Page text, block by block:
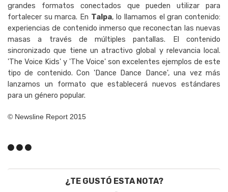
grandes formatos conectados que pueden utilizar para
fortalecer su marca. En Talpa, lo llamamos el gran contenido:
experiencias de contenido inmerso que reconectan las nuevas
masas a través de múltiples pantallas. El contenido
sincronizado que tiene un atractivo global y relevancia local.
'The Voice Kids' y 'The Voice' son excelentes ejemplos de este
tipo de contenido. Con 'Dance Dance Dance', una vez más
lanzamos un formato que establecerá nuevos estándares
para un género popular.
© Newsline Report 2015
¿TE GUSTÓ ESTA NOTA?